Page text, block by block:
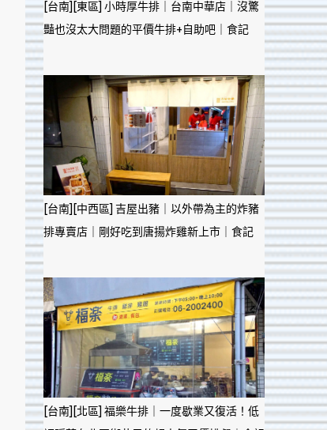
[台南][東區] 小時厚牛排｜台南中華店｜沒驚
豔也沒太大問題的平價牛排+自助吧｜食記
[台南][中西區] 吉屋出豬｜以外帶為主的炸豬
排專賣店｜剛好吃到唐揚炸雞新上市｜食記
[台南][北區] 福樂牛排｜一度歇業又復活！低